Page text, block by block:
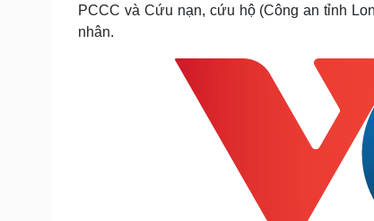
Sức khỏe
Blog
Tình yêu - Gia đình
PCCC và Cứu nạn, cứu hộ (Công an tỉnh
nhân.